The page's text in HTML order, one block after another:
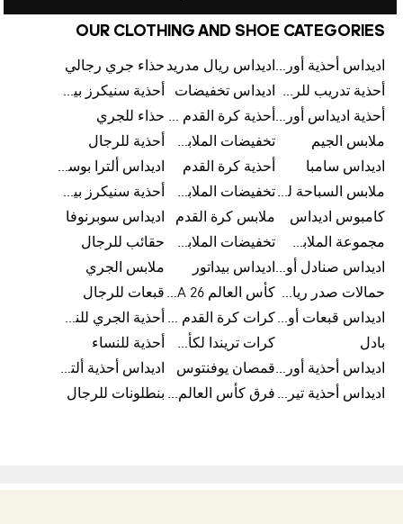
OUR CLOTHING AND SHOE CATEGORIES
اديداس أحذية أورجينالز اديداس ريال مدريد حذاء جري رجالي
أحذية تدريب للرجال
اديداس تخفيضات
أحذية سنيكرز بيضاء للرجال
أحذية اديداس أورجينال للنساء
أحذية كرة القدم للرجال حذاء للجري
ملابس الجيم
تخفيضات الملابس للأطفال
أحذية للرجال
اديداس سامبا
أحذية كرة القدم
اديداس ألترا بوست
ملابس السباحة للرجال
تخفيضات الملابس الرياضية
أحذية سنيكرز بيضاء للرجال
كامبوس اديداس
ملابس كرة القدم
اديداس سوبرنوفا
مجموعة الملابس الرياضية
تخفيضات الملابس للرجال
حقائب للرجال
اديداس صنادل أورجينال للنساء اديداس بيداتور
ملابس الجري
حمالات صدر رياضية
كأس العالم FIFA 26™ قبعات للرجال
اديداس قبعات أورجينال للرجال
كرات كرة القدم للرجال
أحذية الجري للنساء
بادل
كرات تريندا لكأس العالم FIFA 26™
أحذية للنساء
اديداس أحذية أورجينال للرجالقمصان يوفنتوس
اديداس أحذية ألترا بوست للرجال
اديداس أحذية تيريكس
فرق كأس العالم FIFA 26™ بنطلونات للرجال